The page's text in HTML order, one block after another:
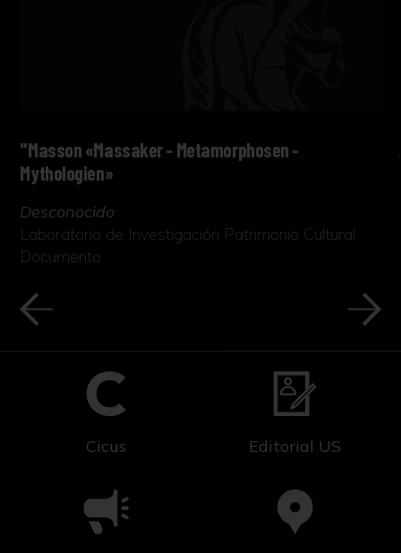
"Masson «Massaker - Metamorphosen -
Mythologien»
Desconocido
Laboratorio de Investigación Patrimonio Cultural
Documento
Cicus Editorial US